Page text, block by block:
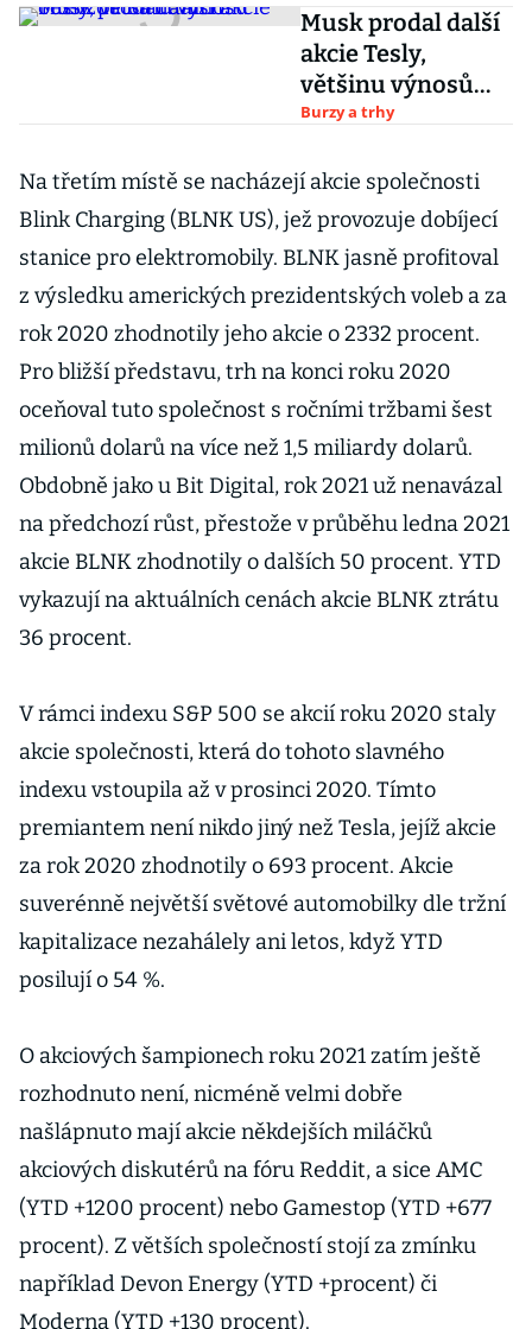
Musk prodal další
akcie Tesly,
většinu výnosů
odevzdá na daních
Burzy a trhy
Na třetím místě se nacházejí akcie společnosti
Blink Charging (BLNK US), jež provozuje dobíjecí
stanice pro elektromobily. BLNK jasně profitoval
z výsledku amerických prezidentských voleb a za
rok 2020 zhodnotily jeho akcie o 2332 procent.
Pro bližší představu, trh na konci roku 2020
oceňoval tuto společnost s ročními tržbami šest
milionů dolarů na více než 1,5 miliardy dolarů.
Obdobně jako u Bit Digital, rok 2021 už nenavázal
na předchozí růst, přestože v průběhu ledna 2021
akcie BLNK zhodnotily o dalších 50 procent. YTD
vykazují na aktuálních cenách akcie BLNK ztrátu
36 procent.
V rámci indexu S&P 500 se akcií roku 2020 staly
akcie společnosti, která do tohoto slavného
indexu vstoupila až v prosinci 2020. Tímto
premiantem není nikdo jiný než Tesla, jejíž akcie
za rok 2020 zhodnotily o 693 procent. Akcie
suverénně největší světové automobilky dle tržní
kapitalizace nezahálely ani letos, když YTD
posilují o 54 %.
O akciových šampionech roku 2021 zatím ještě
rozhodnuto není, nicméně velmi dobře
našlápnuto mají akcie někdejších miláčků
akciových diskutérů na fóru Reddit, a sice AMC
(YTD +1200 procent) nebo Gamestop (YTD +677
procent). Z větších společností stojí za zmínku
například Devon Energy (YTD +procent) či
Moderna (YTD +130 procent).